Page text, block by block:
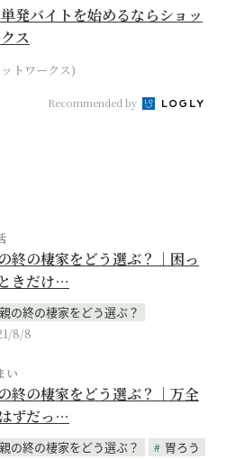
発バイトを始めるならショッ
ス
トワークス)
Recommended by
終の棲家をどう選ぶ？｜困っ
きだけ…
親の終の棲家をどう選ぶ？
8/8
い
終の棲家をどう選ぶ？｜万全
ずだっ…
親の終の棲家をどう選ぶ？
胃ろう